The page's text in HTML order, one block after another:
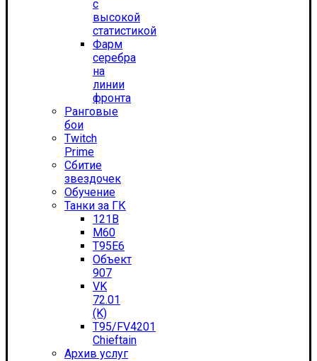
с
высокой
статистикой
Фарм
серебра
на
линии
фронта
Ранговые
бои
Twitch
Prime
Сбитие
звездочек
Обучение
Танки за ГК
121B
M60
T95E6
Объект
907
VK
72.01
(K)
T95/FV4201
Chieftain
Архив услуг